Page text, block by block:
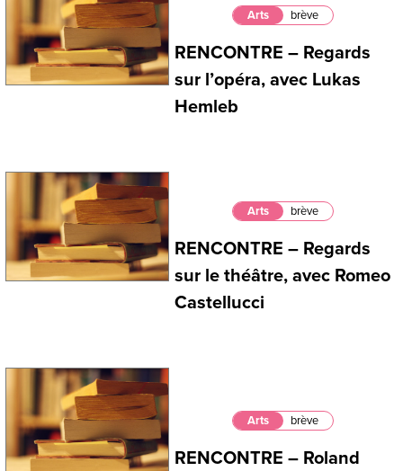
Arts brève
RENCONTRE – Regards
sur l’opéra, avec Lukas
Hemleb
Arts brève
RENCONTRE – Regards
sur le théâtre, avec Romeo
Castellucci
Arts brève
RENCONTRE – Roland